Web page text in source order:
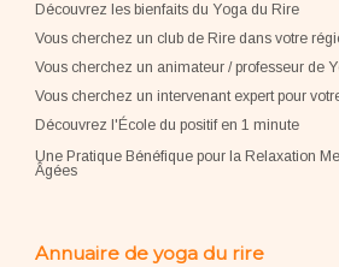
Découvrez les bienfaits du Yoga du Rire
Vous cherchez un club de Rire dans votre
Vous cherchez un animateur / professeur de
Vous cherchez un intervenant expert pour
Découvrez l'École du positif en 1 minute
Une Pratique Bénéfique pour la Relaxation
Âgées
Annuaire de yoga du rire